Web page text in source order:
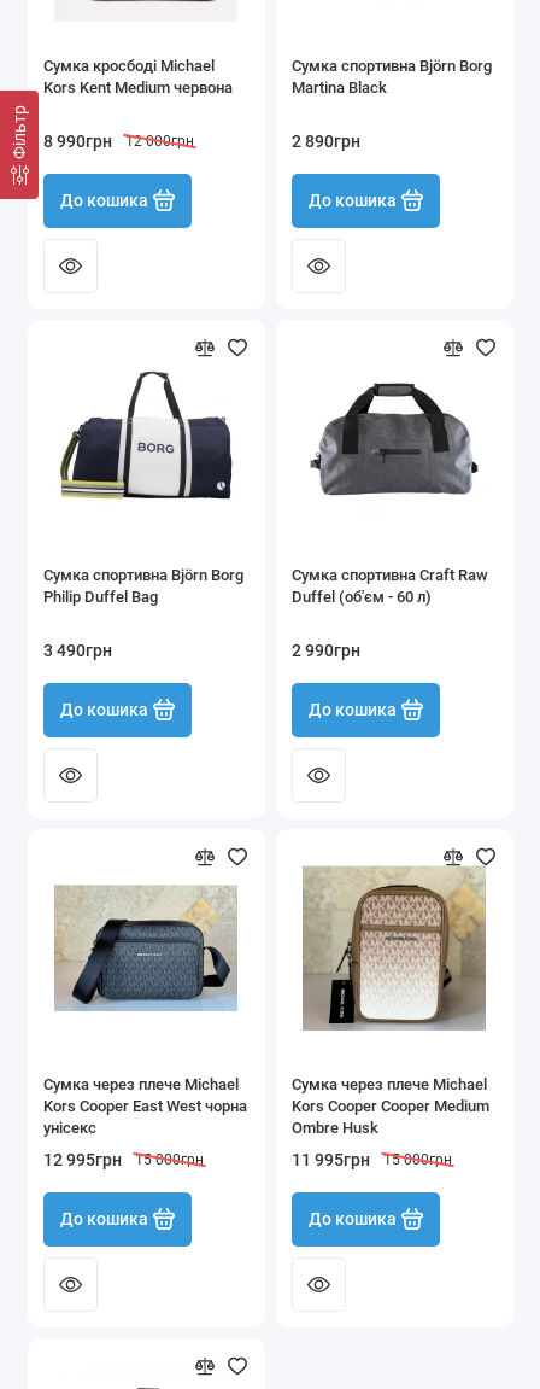
Фільтр
Сумка кросбоді Michael
Kors Kent Medium червона
8 990грн 12 000грн
До кошика
Сумка спортивна Björn Borg
Martina Black
2 890грн
До кошика
Сумка спортивна Björn Borg
Philip Duffel Bag
3 490грн
До кошика
Сумка спортивна Craft Raw
Duffel (об'єм - 60 л)
2 990грн
До кошика
Сумка через плече Michael
Kors Cooper East West чорна
унісекс
12 995грн 15 000грн
До кошика
Сумка через плече Michael
Kors Cooper Cooper Medium
Ombre Husk
11 995грн 15 000грн
До кошика